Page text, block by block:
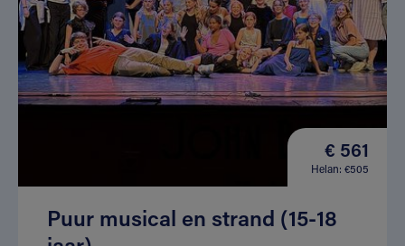
€ 561
Helan: €505
Puur musical en strand (15-18